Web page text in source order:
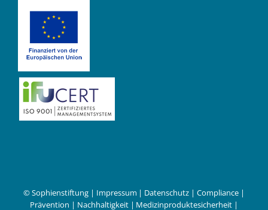
© Sophienstiftung | Impressum | Datenschutz | Compliance|
Prävention | Nachhaltigkeit| Medizinproduktesicherheit|